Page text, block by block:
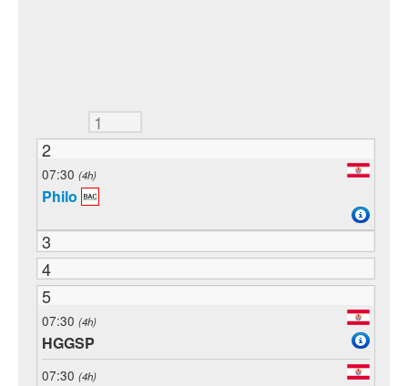
1
2
07:30 (4h)
Philo
3
4
5
07:30 (4h)
HGGSP
07:30 (4h)